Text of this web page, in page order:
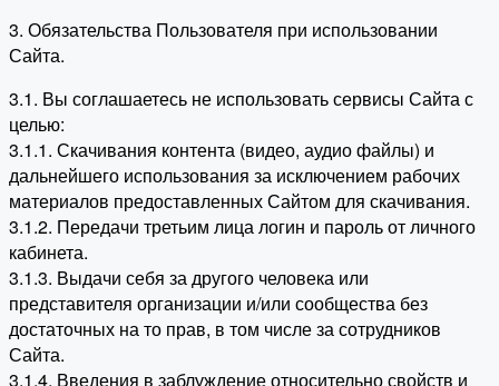
3. Обязательства Пользователя при использовании
Сайта.
3.1. Вы соглашаетесь не использовать сервисы Сайта с
целью:
3.1.1. Скачивания контента (видео, аудио файлы) и
дальнейшего использования за исключением рабочих
материалов предоставленных Сайтом для скачивания.
3.1.2. Передачи третьим лица логин и пароль от личного
кабинета.
3.1.3. Выдачи себя за другого человека или
представителя организации и/или сообщества без
достаточных на то прав, в том числе за сотрудников
Сайта.
3.1.4. Введения в заблуждение относительно свойств и